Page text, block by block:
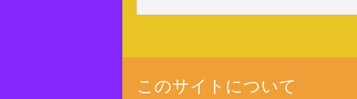
このサイトについて